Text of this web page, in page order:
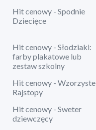
Hit cenowy - Spodnie
Dziecięce
Hit cenowy - Słodziaki:
farby plakatowe lub
zestaw szkolny
Hit cenowy - Wzorzyste
Rajstopy
Hit cenowy - Sweter
dziewczęcy